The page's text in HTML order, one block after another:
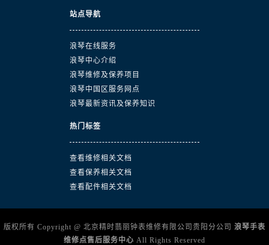
站点导航
浪琴在线服务
浪琴中心介绍
浪琴维修及保养项目
浪琴中国区服务网点
浪琴最新资讯及保养知识
热门标签
查看维修相关文档
查看保养相关文档
查看配件相关文档
版权所有 Copyright @ 北京精时翡丽钟表维修有限公司贵阳分公司 浪琴手表
维修点售后服务中心 All Rights Reserved